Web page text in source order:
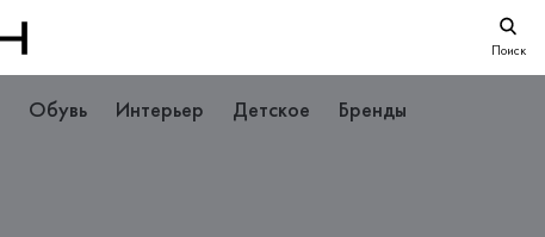
Поиск
Обувь Интерьер Детское Бренды